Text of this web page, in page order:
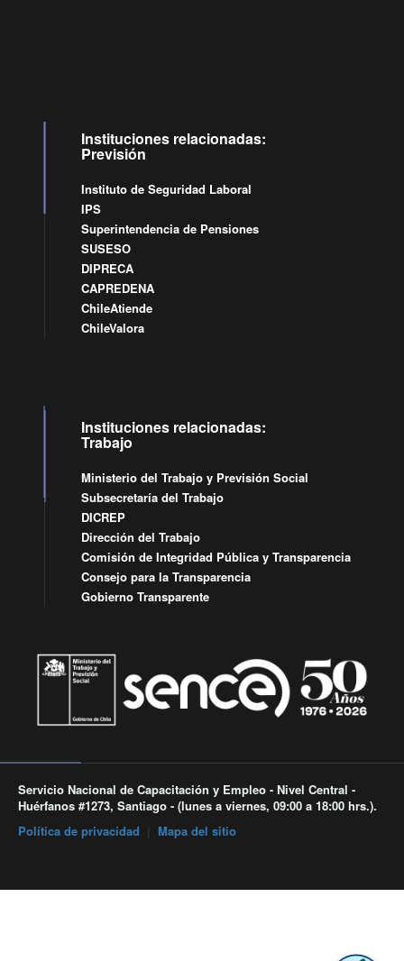
Instituciones relacionadas:
Previsión
Instituto de Seguridad Laboral
IPS
Superintendencia de Pensiones
SUSESO
DIPRECA
CAPREDENA
ChileAtiende
ChileValora
Instituciones relacionadas:
Trabajo
Ministerio del Trabajo y Previsión Social
Subsecretaría del Trabajo
DICREP
Dirección del Trabajo
Comisión de Integridad Pública y Transparencia
Consejo para la Transparencia
Gobierno Transparente
Servicio Nacional de Capacitación y Empleo - Nivel Central -
Huérfanos #1273, Santiago - (lunes a viernes, 09:00 a 18:00 hrs.).
Política de privacidad
Mapa del sitio